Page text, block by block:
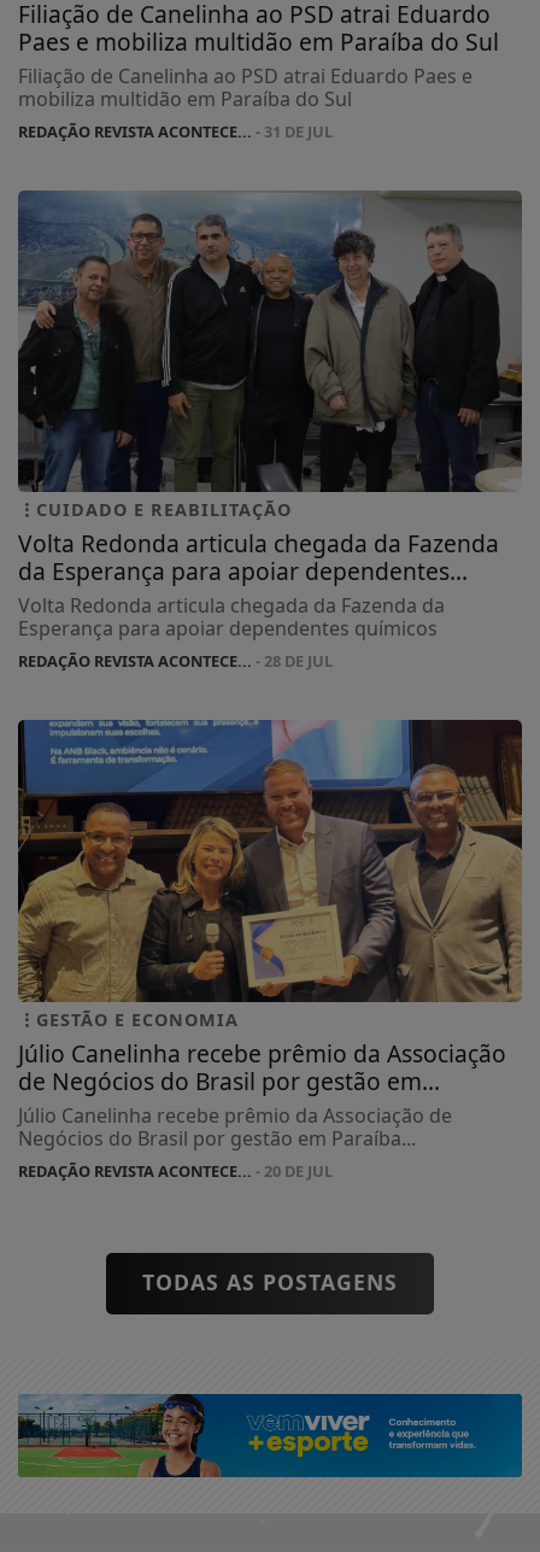
Filiação de Canelinha ao PSD atrai Eduardo
Paes e mobiliza multidão em Paraíba do Sul
Filiação de Canelinha ao PSD atrai Eduardo Paes e
mobiliza multidão em Paraíba do Sul
REDAÇÃO REVISTA ACONTECE... - 31 DE JUL
CUIDADO E REABILITAÇÃO
Volta Redonda articula chegada da Fazenda
da Esperança para apoiar dependentes...
Volta Redonda articula chegada da Fazenda da
Esperança para apoiar dependentes químicos
REDAÇÃO REVISTA ACONTECE... - 28 DE JUL
GESTÃO E ECONOMIA
Júlio Canelinha recebe prêmio da Associação
de Negócios do Brasil por gestão em...
Júlio Canelinha recebe prêmio da Associação de
Negócios do Brasil por gestão em Paraíba...
REDAÇÃO REVISTA ACONTECE... - 20 DE JUL
TODAS AS POSTAGENS